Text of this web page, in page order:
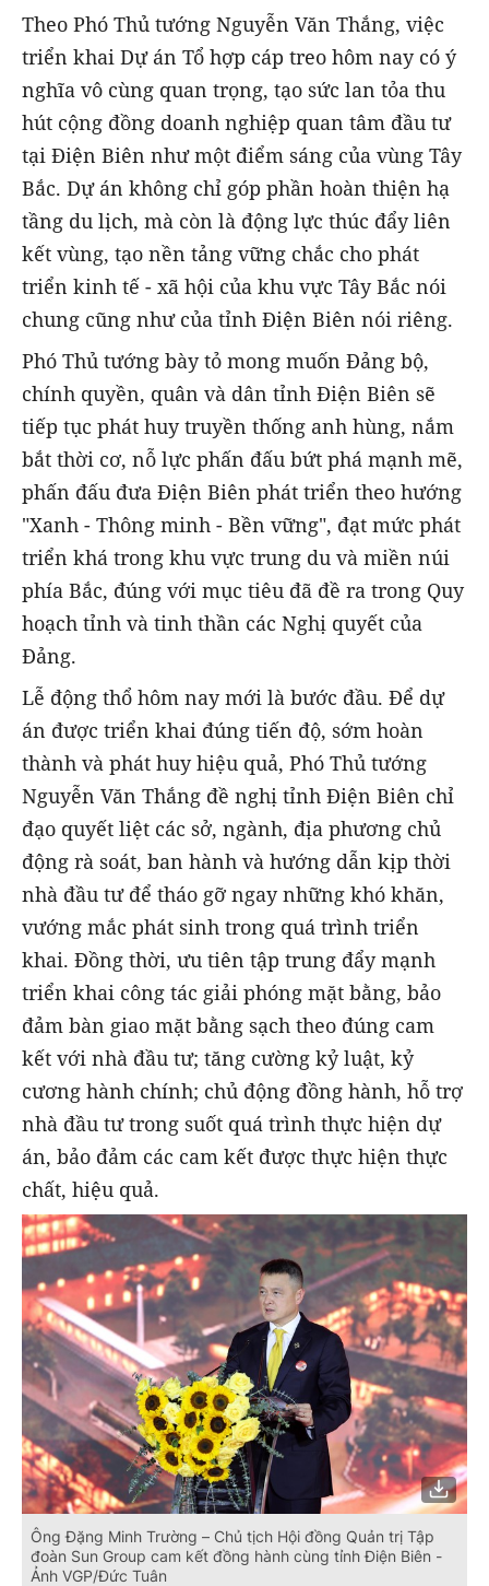
Theo Phó Thủ tướng Nguyễn Văn Thắng, việc
triển khai Dự án Tổ hợp cáp treo hôm nay có ý
nghĩa vô cùng quan trọng, tạo sức lan tỏa thu
hút cộng đồng doanh nghiệp quan tâm đầu tư
tại Điện Biên như một điểm sáng của vùng Tây
Bắc. Dự án không chỉ góp phần hoàn thiện hạ
tầng du lịch, mà còn là động lực thúc đẩy liên
kết vùng, tạo nền tảng vững chắc cho phát
triển kinh tế - xã hội của khu vực Tây Bắc nói
chung cũng như của tỉnh Điện Biên nói riêng.
Phó Thủ tướng bày tỏ mong muốn Đảng bộ,
chính quyền, quân và dân tỉnh Điện Biên sẽ
tiếp tục phát huy truyền thống anh hùng, nắm
bắt thời cơ, nỗ lực phấn đấu bứt phá mạnh mẽ,
phấn đấu đưa Điện Biên phát triển theo hướng
"Xanh - Thông minh - Bền vững", đạt mức phát
triển khá trong khu vực trung du và miền núi
phía Bắc, đúng với mục tiêu đã đề ra trong Quy
hoạch tỉnh và tinh thần các Nghị quyết của
Đảng.
Lễ động thổ hôm nay mới là bước đầu. Để dự
án được triển khai đúng tiến độ, sớm hoàn
thành và phát huy hiệu quả, Phó Thủ tướng
Nguyễn Văn Thắng đề nghị tỉnh Điện Biên chỉ
đạo quyết liệt các sở, ngành, địa phương chủ
động rà soát, ban hành và hướng dẫn kịp thời
nhà đầu tư để tháo gỡ ngay những khó khăn,
vướng mắc phát sinh trong quá trình triển
khai. Đồng thời, ưu tiên tập trung đẩy mạnh
triển khai công tác giải phóng mặt bằng, bảo
đảm bàn giao mặt bằng sạch theo đúng cam
kết với nhà đầu tư; tăng cường kỷ luật, kỷ
cương hành chính; chủ động đồng hành, hỗ trợ
nhà đầu tư trong suốt quá trình thực hiện dự
án, bảo đảm các cam kết được thực hiện thực
chất, hiệu quả.
Ông Đặng Minh Trường – Chủ tịch Hội đồng Quản trị Tập
đoàn Sun Group cam kết đồng hành cùng tỉnh Điện Biên -
Ảnh VGP/Đức Tuân